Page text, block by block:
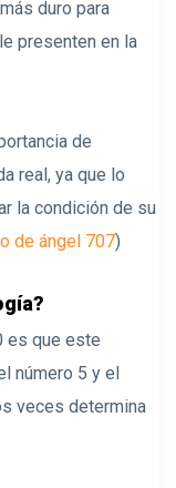
duro para
presenten en la
de
real, ya que lo
la condición de su
de ángel 707)
es que este
número 5 y el
veces determina